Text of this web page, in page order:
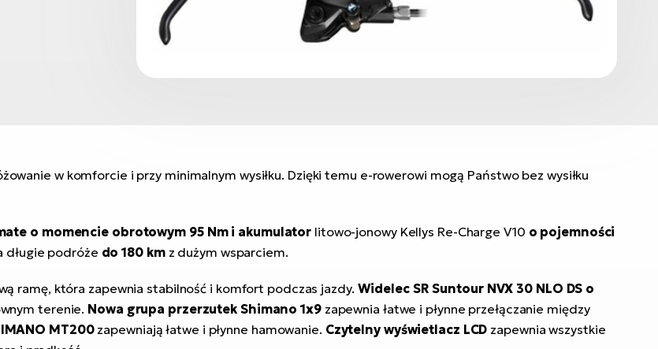
w komforcie i przy minimalnym wysiłku. Dzięki temu e-rowerowi mogą Państwo bez wysiłku
o momencie obrotowym 95 Nm i akumulator litowo-jonowy Kellys Re-Charge V10 o pojemności
długie podróże do 180 km z dużym wsparciem.
ramę, która zapewnia stabilność i komfort podczas jazdy. Widelec SR Suntour NVX 30 NLO DS o
terenie. Nowa grupa przerzutek Shimano 1x9 zapewnia łatwe i płynne przełączanie między
MT200 zapewniają łatwe i płynne hamowanie. Czytelny wyświetlacz LCD zapewnia wszystkie